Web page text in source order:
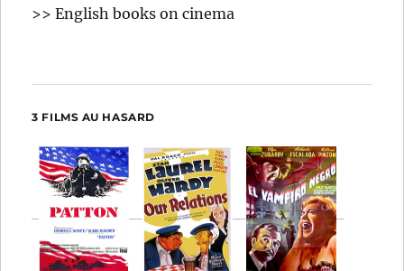
>> English books on cinema
3 FILMS AU HASARD